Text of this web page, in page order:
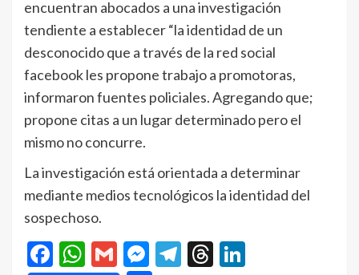
encuentran abocados a una investigación
tendiente a establecer “la identidad de un
desconocido que a través de la red social
facebook les propone trabajo a promotoras,
informaron fuentes policiales. Agregando que;
propone citas a un lugar determinado pero el
mismo no concurre.
La investigación está orientada a determinar
mediante medios tecnológicos la identidad del
sospechoso.
Facebook
WhatsApp
GmailMessenger
Telegram
Threads